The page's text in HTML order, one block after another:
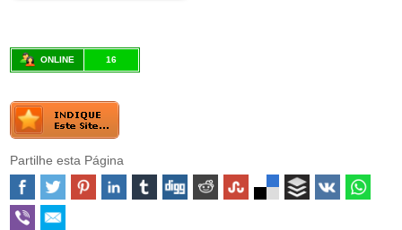
ONLINE 16
Partilhe esta Página